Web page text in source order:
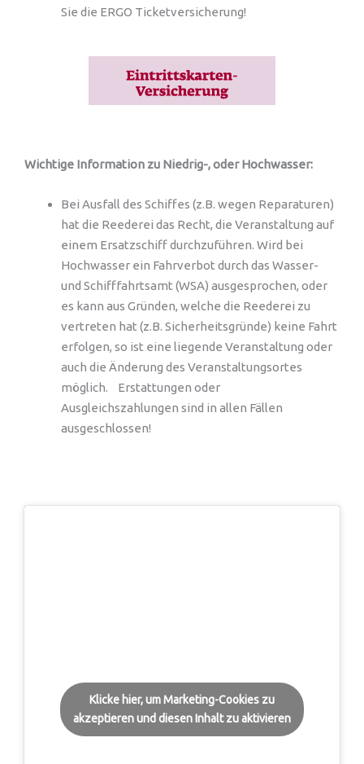
Sie die ERGO Ticketversicherung!
Wichtige Information zu Niedrig-, oder Hochwasser:
Bei Ausfall des Schiffes (z.B. wegen Reparaturen)
hat die Reederei das Recht, die Veranstaltung auf
einem Ersatzschiff durchzuführen. Wird bei
Hochwasser ein Fahrverbot durch das Wasser-
und Schifffahrtsamt (WSA) ausgesprochen, oder
es kann aus Gründen, welche die Reederei zu
vertreten hat (z.B. Sicherheitsgründe) keine Fahrt
erfolgen, so ist eine liegende Veranstaltung oder
auch die Änderung des Veranstaltungsortes
möglich. Erstattungen oder
Ausgleichszahlungen sind in allen Fällen
ausgeschlossen!
Klicke hier, um Marketing-Cookies zu
akzeptieren und diesen Inhalt zu aktivieren